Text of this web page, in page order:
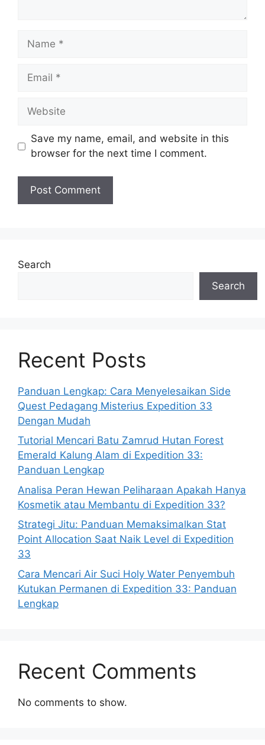
Name
Email
Website
Save my name, email, and website in this
browser for the next time I comment.
Search
Search
Recent Posts
Panduan Lengkap: Cara Menyelesaikan Side
Quest Pedagang Misterius Expedition 33
Dengan Mudah
Tutorial Mencari Batu Zamrud Hutan Forest
Emerald Kalung Alam di Expedition 33:
Panduan Lengkap
Analisa Peran Hewan Peliharaan Apakah Hanya
Kosmetik atau Membantu di Expedition 33?
Strategi Jitu: Panduan Memaksimalkan Stat
Point Allocation Saat Naik Level di Expedition
33
Cara Mencari Air Suci Holy Water Penyembuh
Kutukan Permanen di Expedition 33: Panduan
Lengkap
Recent Comments
No comments to show.